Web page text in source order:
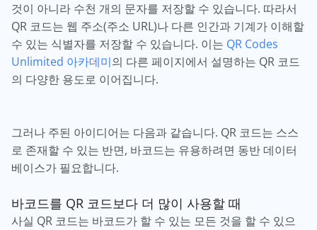
것이 아니라 수천 개의 문자를 저장할 수 있습니다. 따라서
QR 코드는 웹 주소(주소 URL)나 다른 인간과 기계가 이해할
수 있는 식별자를 저장할 수 있습니다. 이는 QR Codes
Unlimited 아카데미의 다른 페이지에서 설명하는 QR 코드
의 다양한 용도로 이어집니다.
그러나 주된 아이디어는 다음과 같습니다. QR 코드는 스스
로 존재할 수 있는 반면, 바코드는 유용하려면 동반 데이터
베이스가 필요합니다.
바코드를 QR 코드보다 더 많이 사용할 때
사실 QR 코드는 바코드가 할 수 있는 모든 것을 할 수 있으